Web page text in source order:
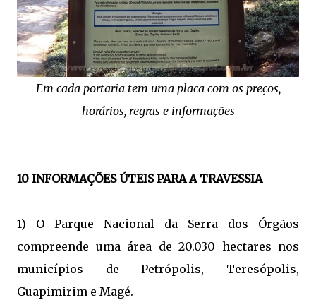
Em cada portaria tem uma placa com os preços,
horários, regras e informações
10 INFORMAÇÕES ÚTEIS PARA A TRAVESSIA
1) O Parque Nacional da Serra dos Órgãos
compreende uma área de 20.030 hectares nos
municípios de Petrópolis, Teresópolis,
Guapimirim e Magé.